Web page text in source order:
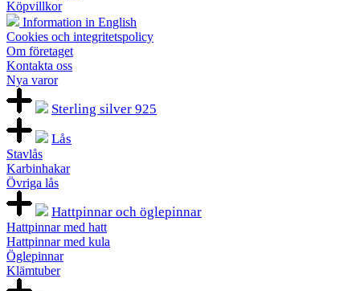
Köpvillkor
Information in English
Cookies och integritetspolicy
Om företaget
Kontakta oss
Nya varor
Sterling silver 925
Lås
Stavlås
Karbinhakar
Övriga lås
Hattpinnar och öglepinnar
Hattpinnar med hatt
Hattpinnar med kula
Öglepinnar
Klämtuber